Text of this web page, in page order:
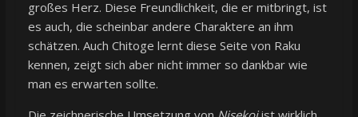
großes Herz. Diese Freundlichkeit, die er mitbringt, ist
es auch, die scheinbar andere Charaktere an ihm
schätzen. Auch Chitoge lernt diese Seite von Raku
kennen, zeigt sich aber nicht immer so dankbar wie
man es erwarten sollte.